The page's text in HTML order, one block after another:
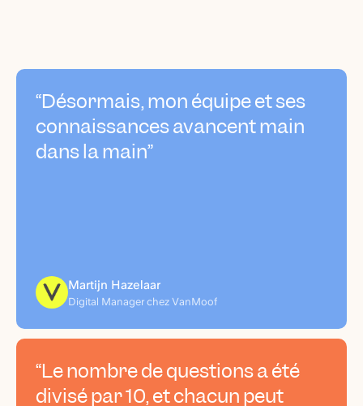
“Désormais, mon équipe et ses
connaissances avancent main
dans la main”
Martijn Hazelaar
Digital Manager chez VanMoof
“Le nombre de questions a été
divisé par 10, et chacun peut